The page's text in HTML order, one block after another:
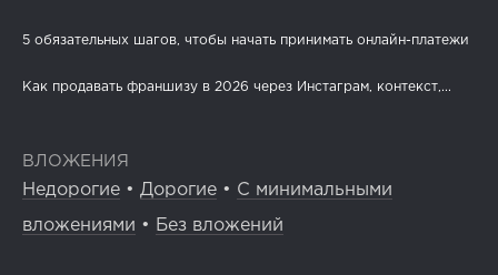
5 обязательных шагов, чтобы начать принимать онлайн-платежи
Как продавать франшизу в 2026 через Инстаграм, контекст,...
ВЛОЖЕНИЯ
Недорогие • Дорогие • С минимальными
вложениями • Без вложений